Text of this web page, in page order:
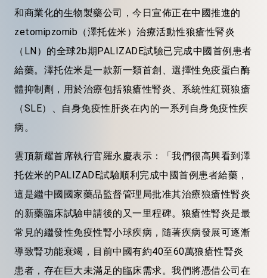
和商業化的生物製藥公司，今日宣佈正在中國推進的
zetomipzomib（澤托佐米）治療活動性狼瘡性腎炎
（LN）的全球2b期PALIZADE試驗已完成中國首例患者
給藥。澤托佐米是一款新一類首創、選擇性免疫蛋白酶
體抑制劑，用於治療包括狼瘡性腎炎、系統性紅斑狼瘡
（SLE）、自身免疫性肝炎在內的一系列自身免疫性疾
病。
雲頂新耀首席執行官羅永慶表示：「我們很高興看到澤
托佐米的PALIZADE試驗順利完成中國首例患者給藥，
這是繼中國國家藥品監督管理局批准其治療狼瘡性腎炎
的新藥臨床試驗申請後的又一里程碑。狼瘡性腎炎是最
常見的繼發性免疫性腎小球疾病，隨著疾病發展可逐漸
導致腎功能衰竭，目前中國有約40至60萬狼瘡性腎炎
患者，存在巨大未滿足的臨床需求。我們將憑借公司在